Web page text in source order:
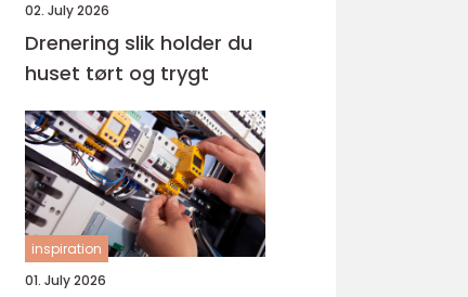
02. July 2026
Drenering slik holder du
huset tørt og trygt
inspiration
01. July 2026